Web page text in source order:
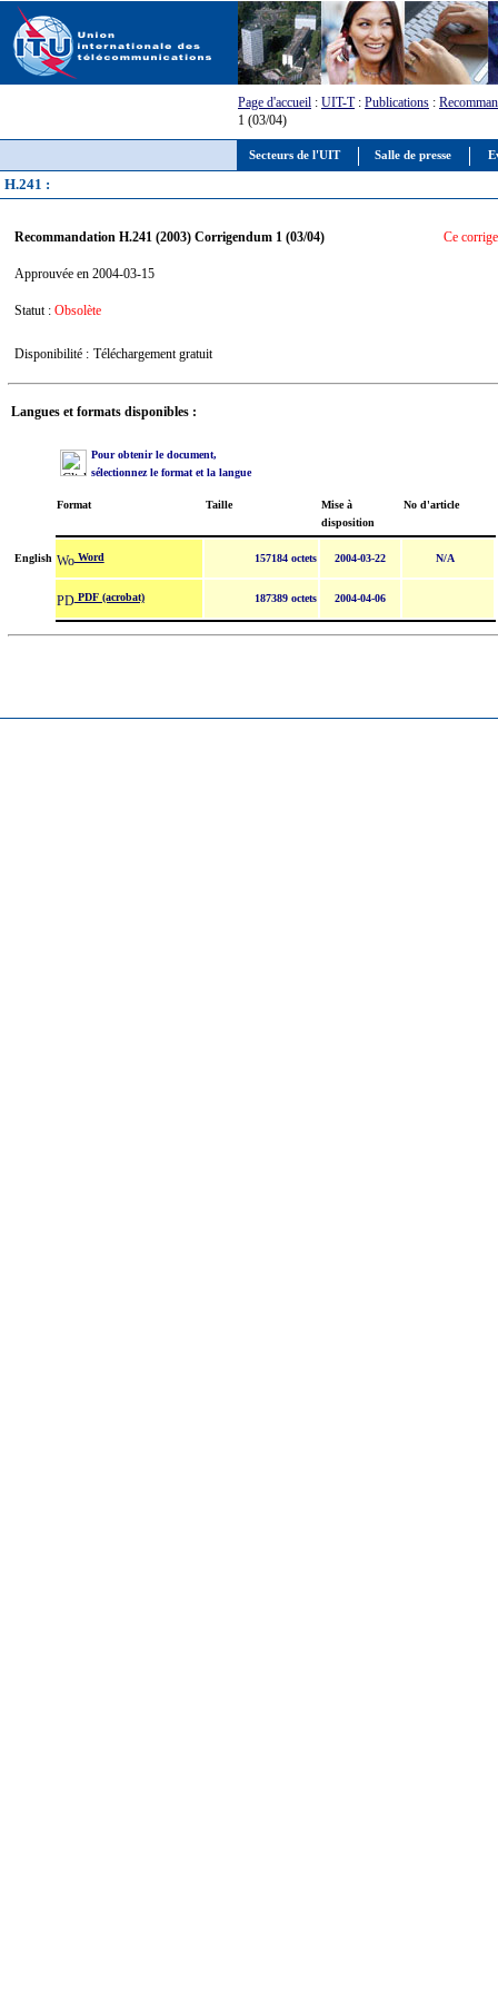
Secteurs de l'UIT Salle de presse
Page d'accueil : UIT-T: Publications :
1 (03/04)
H.241 :
Recommandation H.241 (2003) Corrigendum 1 (03/04)
Approuvée en 2004-03-15
Statut : Obsolète
Ce
Disponibilité : Téléchargement gratuit
Langues et formats disponibles :
Pour obtenir le document,
sélectionnez le format et la langue
Format Taille
Mise à
disposition
No d'article
English Word 157184 octets 2004-03-22 N/A
PDF (acrobat) 187389 octets 2004-04-06